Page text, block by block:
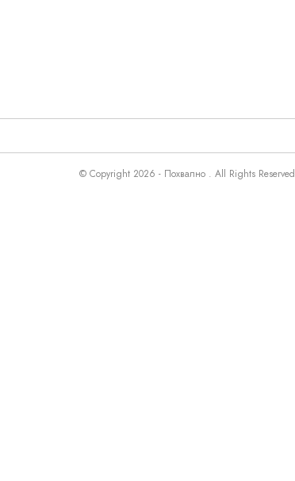
© Copyright 2026 - Похвално . All Rights Reserved